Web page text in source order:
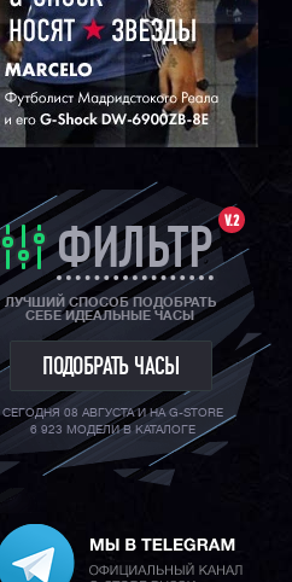
V.2
ФИЛЬТР
ЛУЧШИЙ СПОСОБ ПОДОБРАТЬ
СЕБЕ ИДЕАЛЬНЫЕ ЧАСЫ
ПОДОБРАТЬ ЧАСЫ
СЕГОДНЯ 08 АВГУСТА И НА G-STORE
6 923 МОДЕЛИ В КАТАЛОГЕ